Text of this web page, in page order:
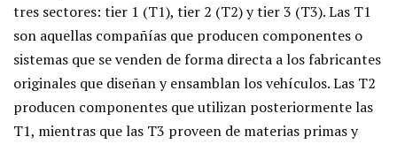
tres sectores: tier 1 (T1), tier 2 (T2) y tier 3 (T3). Las T1
son aquellas compañías que producen componentes o
sistemas que se venden de forma directa a los fabricantes
originales que diseñan y ensamblan los vehículos. Las T2
producen componentes que utilizan posteriormente las
T1, mientras que las T3 proveen de materias primas y